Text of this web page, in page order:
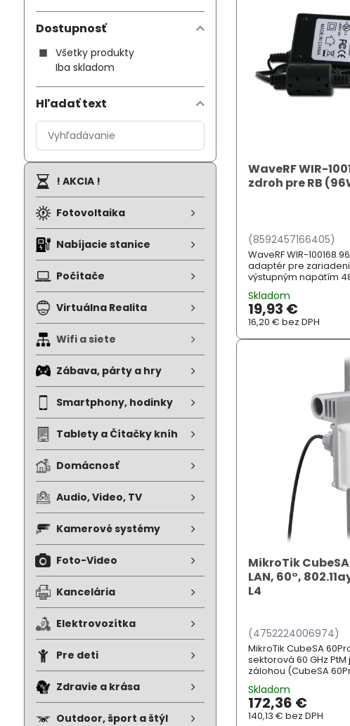
WaveRF WIR-
zdroh pre RB
(8592457166405)
WaveRF WIR-100168
adaptér pre
výstupným napätím
Adaptér je dodávaný
Skladom
19,93 €
16,20 €bez DPH
MikroTik
LAN, 60°,
L4
(4752224006974)
MikroTik CubeSA
sektorová 60 GHz
zálohou (CubeSA
802.11ad/ay . Díky
jednotka ovlivněna
nabízí tak stabi...
Skladom
172,36 €
140,13 €bez DPH
Dostupnosť
Všetky produkty
Iba skladom
Hľadať text
Prehľadať
výsledky
filtra
fulltextom
! AKCIA !
Fotovoltaika
Nabíjacie stanice
Počítače
Virtuálna Realita
Wifi a siete
Zábava, párty a hry
Smartphony, hodinky
Tablety a Čítačky kníh
Domácnosť
Audio, Video, TV
Kamerové systémy
Foto-Video
Kancelária
Elektrovozítka
Pre deti
Zdravie a krása
Outdoor, šport a štýl